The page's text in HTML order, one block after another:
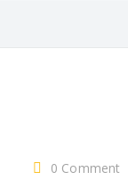
0 Comment